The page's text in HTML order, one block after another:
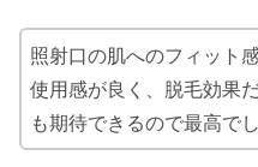
照射口の肌へのフィット
使用感が良く、脱毛効果
も期待できるので最高でし